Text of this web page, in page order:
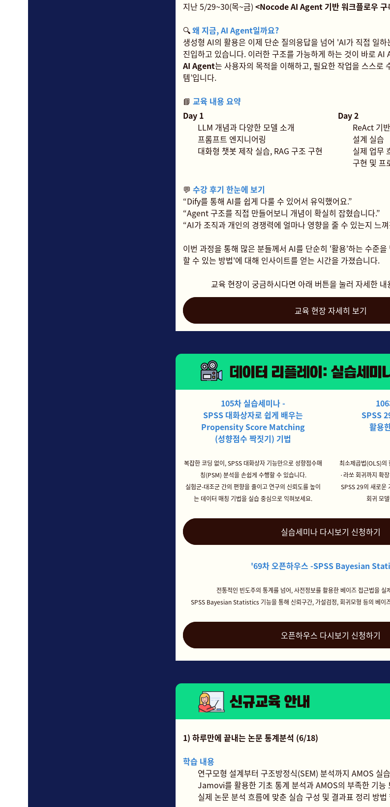
지난 5/29~30(목~금) <Nocode AI Agent 기반 워크플로우 구
🔍왜 지금, AI Agent일까요?
생성형 AI의 활용은 이제 단순 질의응답을 넘어 'AI가 직접 일
진입하고 있습니다. 이러한 구조를 가능하게 하는 것이 바로
AI Agent는 사용자의 목적을 이해하고, 필요한 작업을 스스로
템’입니다.
📘 교육 내용 요약
Day 1
LLM 개념과 다양한 모델 소개
프롬프트 엔지니어링
대화형 챗봇 제작 실습, RAG 구조 구현
Day 2
ReAct 기
설계 실습
실제 업무
구현 및 프
💬 수강 후기 한눈에 보기
“Dify를 통해 AI를 쉽게 다룰 수 있어서 유익했어요.”
“Agent 구조를 직접 만들어보니 개념이 확실히 잡혔습니다.”
“AI가 조직과 개인의 경쟁력에 얼마나 영향을 줄 수 있는지 느
이번 과정을 통해 많은 분들께서 AI를 단순히 '활용'하는 수준
할 수 있는 방법'에 대해 인사이트를 얻는 시간을 가졌습니다.
교육 현장이 궁금하시다면 아래 버튼을 눌러 자세한
교육 현장 자세히 보기
105차 실습세미나 -
SPSS 대화상자로 쉽게 배우는
Propensity Score Matching
(성향점수 짝짓기) 기법
복잡한 코딩 없이, SPSS 대화상자 기능만으로 성향점수매
칭(PSM) 분석을 손쉽게 수행할 수 있습니다.
실험군-대조군 간의 편향을 줄이고 연구의 신뢰도를 높이
는 데이터 매칭 기법을 실습 중심으로 익혀보세요.
SPSS
활용
최소제곱법(OLS)의
·라쏘 회귀까지 확
SPSS 29의 새로운
회귀 모
실습세미나 다시보기 신청하기
'69차 오픈하우스 -SPSS Bayesian
전통적인 빈도주의 통계를 넘어, 사전정보를 활용한 베이즈 접근법을 실
SPSS Bayesian Statistics 기능을 통해 신뢰구간, 가설검정, 회귀모형 등의 베이
오픈하우스 다시보기 신청하기
1) 하루만에 끝내는 논문 통계분석 (6/18)
학습 내용
연구모형 설계부터 구조방정식(SEM) 분석까지 AMOS 실습
Jamovi를 활용한 기초 통계 분석과 AMOS의 부족한 기능
실제 논문 분석 흐름에 맞춘 실습 구성 및 결과표 정리 방법